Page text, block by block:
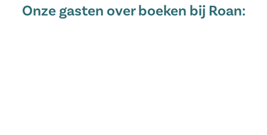
Onze gasten over boeken bij Roan: